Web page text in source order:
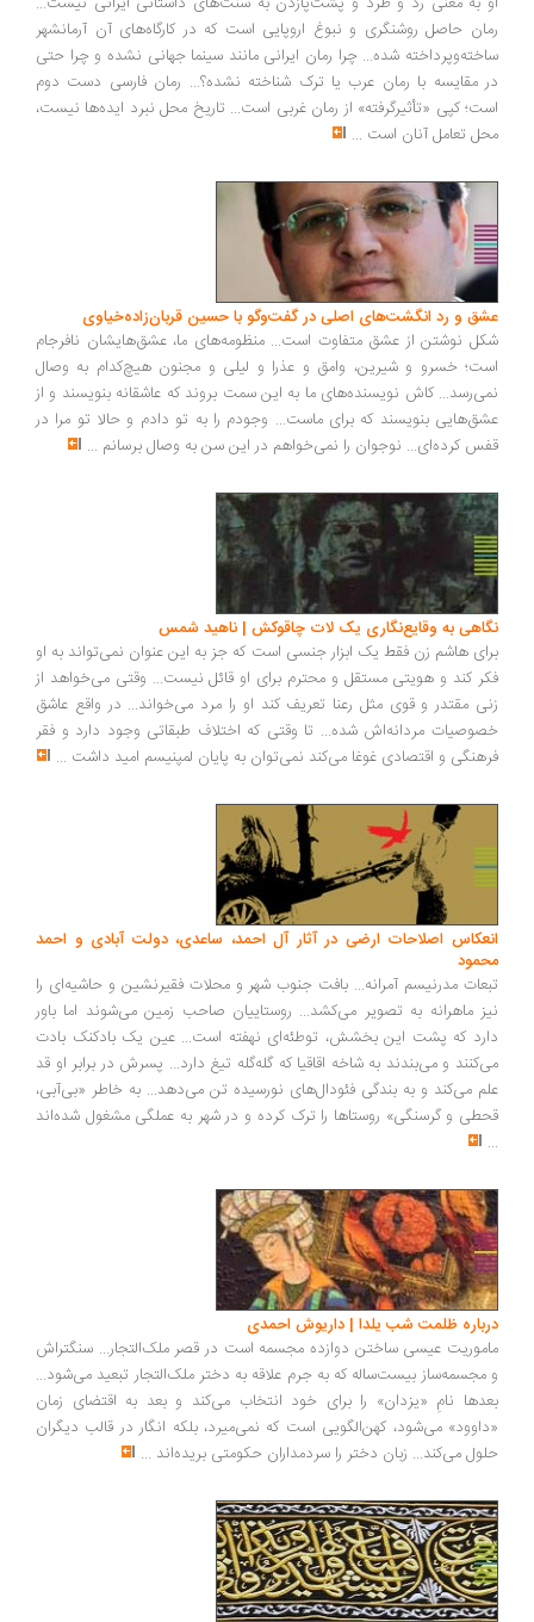
رمان حاصل روشنگری و نبوغ اروپایی است که در کارگاه‌های آن آرمانشهر
ساخته‌وپرداخته شده... چرا رمان ایرانی مانند سینما جهانی نشده و چرا حتی
در مقایسه با رمان عرب یا ترک شناخته نشده؟... رمان فارسی دست دوم
است؛ کپی «تأثیرگرفته» از رمان غربی است... تاریخ محل نبرد ایده‌ها نیست،
محل تعامل آنان است ...
عشق و رد انگشت‌های اصلی در گفت‌وگو با حسین قربان‌زاده‌خیاوی
شکل نوشتن از عشق متفاوت است... منظومه‌های ما، عشق‌هایشان نافرجام
است؛ خسرو و شیرین، وامق و عذرا و لیلی و مجنون هیچ‌کدام به وصال
نمی‌رسد... کاش نویسنده‌های ما به این سمت بروند که عاشقانه بنویسند و از
عشق‌هایی بنویسند که برای ماست... وجودم را به تو دادم و حالا تو مرا در
قفس کرده‌ای... نوجوان را نمی‌خواهم در این سن به وصال برسانم ...
نگاهی به وقایع‌نگاری یک لات چاقوکش | ناهید شمس
برای هاشم زن فقط یک ابزار جنسی است که جز به این عنوان نمی‌تواند به او
فکر کند و هویتی مستقل و محترم برای او قائل نیست... وقتی می‌خواهد از
زنی مقتدر و قوی مثل رعنا تعریف کند او را مرد می‌خواند... در واقع عاشق
خصوصیات مردانه‌اش شده... تا وقتی که اختلاف طبقاتی وجود دارد و فقر
فرهنگی و اقتصادی غوغا می‌کند نمی‌توان به پایان لمپنیسم امید داشت ...
انعکاس اصلاحات ارضی در آثار آل احمد، ساعدی، دولت ‌آبادی و احمد
محمود
تبعات مدرنیسم آمرانه... بافت جنوب شهر و محلات فقیرنشین و حاشیه‌ای را
نیز ماهرانه به تصویر می‌کشد... روستاییان صاحب زمین می‌شوند اما باور
دارد که پشت این بخشش، توطئه‌ای نهفته است... عین یک بادکنک بادت
می‌کنند و می‌بندند به شاخه اقاقیا که گله‌گله تیغ دارد... پسرش در برابر او قد
علم می‌کند و به بندگی فئودال‌های نورسیده تن می‌دهد... به خاطر «بی‌آبی،
قحطی و گرسنگی» روستاها را ترک کرده و در شهر به عملگی مشغول شده‌اند
...
درباره ظلمت شب یلدا | داریوش احمدی
ماموریت عیسی ساختن دوازده مجسمه است در قصر ملک‌التجار... سنگتراش
و مجسمه‌ساز بیست‌ساله که به جرم علاقه به دختر ملک‌التجار تبعید می‌شود...
بعدها نامِ «یزدان» را برای خود انتخاب می‌کند و بعد به اقتضای زمان
«داوود» می‌شود، کهن‌الگویی است که نمی‌میرد، بلکه انگار در قالب دیگران
حلول می‌کند... زبان دختر را سردمداران حکومتی بریده‌اند ...